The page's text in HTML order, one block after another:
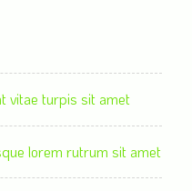
vitae turpis sit amet
lorem rutrum sit amet